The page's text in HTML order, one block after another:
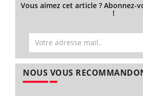
Vous aimez cet article ? Abonnez-
!
NOUS VOUS